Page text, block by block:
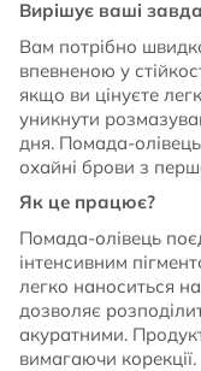
Вирішує ваші
Вам потрібно
впевненою у
якщо ви цінуєте
уникнути
дня. Помада-
охайні брови з
Як це працює?
Помада-олівець
інтенсивним
легко наноситься
дозволяє
акуратними.
вимагаючи корекції.